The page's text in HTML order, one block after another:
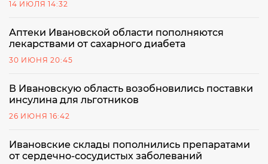
14 ИЮЛЯ 14:32
Аптеки Ивановской области пополняются
лекарствами от сахарного диабета
30 ИЮНЯ 20:45
В Ивановскую область возобновились поставки
инсулина для льготников
26 ИЮНЯ 16:42
Ивановские склады пополнились препаратами
от сердечно-сосудистых заболеваний